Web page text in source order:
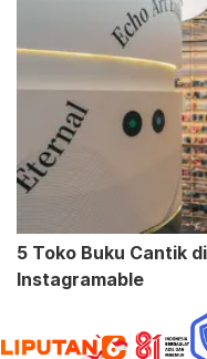
5 Toko Buku Cantik
Instagramable